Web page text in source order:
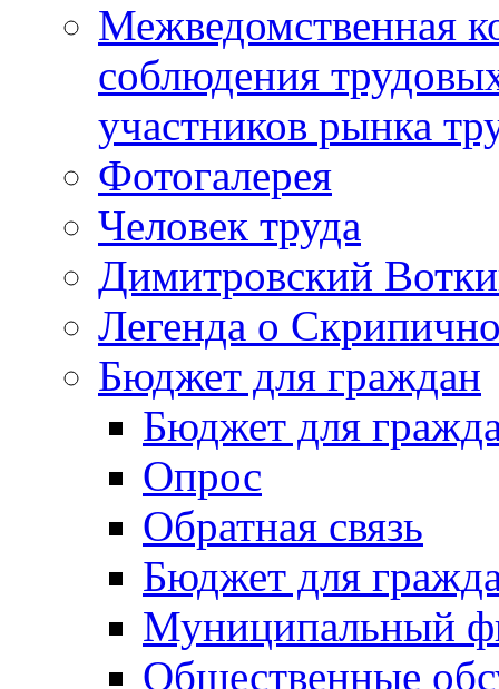
Межведомственная
соблюдения
участников рынка
Фотогалерея
Человек труда
Димитровский
Легенда о
Бюджет для граждан
Бюджет для
Опрос
Обратная связь
Бюджет для
Муниципальный
Общественные